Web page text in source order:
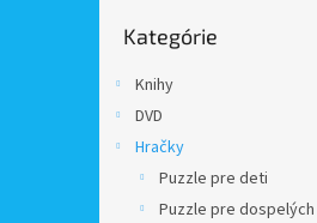
kategórie
Kategórie
Knihy
DVD
Hračky
Puzzle pre deti
Puzzle pre dospelých